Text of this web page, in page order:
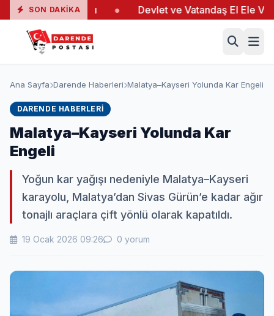
SON DAKIKA
19 Yaralı Devlet ve Vatandaş El Ele Verdi
Ana Sayfa Darende Haberleri Malatya–Kayseri Yolunda Kar Engeli
DARENDE HABERLERI
Malatya–Kayseri Yolunda Kar
Engeli
Yoğun kar yağışı nedeniyle Malatya–Kayseri
karayolu, Malatya’dan Sivas Gürün’e kadar ağır
tonajlı araçlara çift yönlü olarak kapatıldı.
19 Ocak 2026 09:26 0 yorum